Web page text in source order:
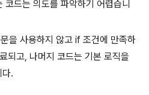
드는 의도를 파악하기 어렵습니
을 사용하지 않고 if 조건에 만족하
되고, 나머지 코드는 기본 로직을
.